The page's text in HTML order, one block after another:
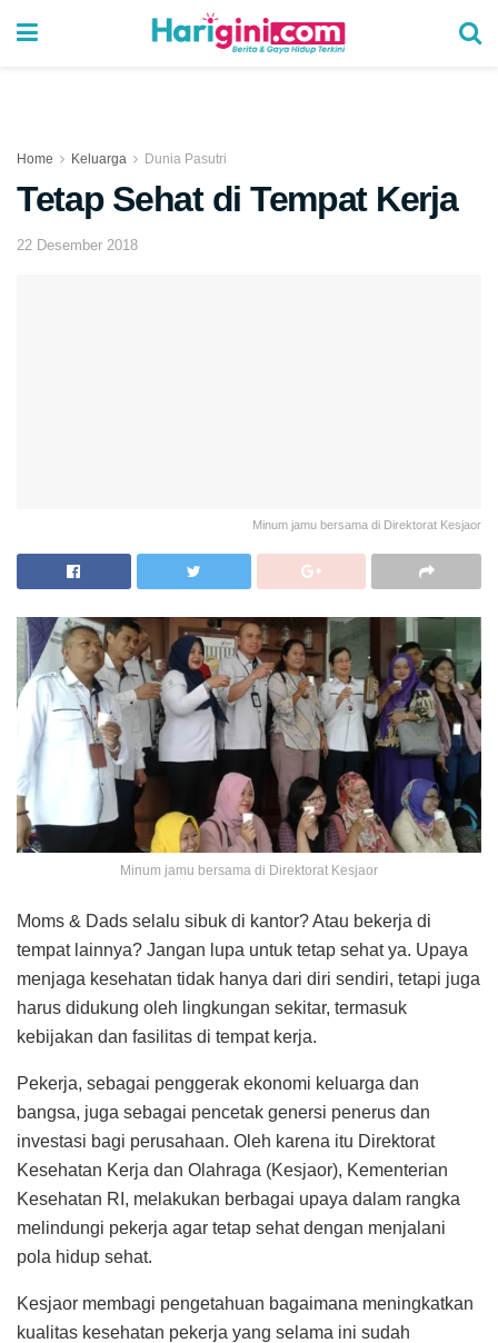
Home Keluarga Dunia Pasutri
Tetap Sehat di Tempat Kerja
22 Desember 2018
Minum jamu bersama di Direktorat Kesjaor
Minum jamu bersama di Direktorat Kesjaor
Moms & Dads selalu sibuk di kantor? Atau bekerja di
tempat lainnya? Jangan lupa untuk tetap sehat ya. Upaya
menjaga kesehatan tidak hanya dari diri sendiri, tetapi juga
harus didukung oleh lingkungan sekitar, termasuk
kebijakan dan fasilitas di tempat kerja.
Pekerja, sebagai penggerak ekonomi keluarga dan
bangsa, juga sebagai pencetak genersi penerus dan
investasi bagi perusahaan. Oleh karena itu Direktorat
Kesehatan Kerja dan Olahraga (Kesjaor), Kementerian
Kesehatan RI, melakukan berbagai upaya dalam rangka
melindungi pekerja agar tetap sehat dengan menjalani
pola hidup sehat.
Kesjaor membagi pengetahuan bagaimana meningkatkan
kualitas kesehatan pekerja yang selama ini sudah